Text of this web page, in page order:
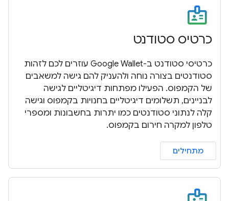
כרטיס סטודנט
כרטיסי סטודנט ב-Google Wallet עוזרים לכם לזהות
סטודנטים בצורה נוחה ולהעניק להם גישה למשאבים
של הקמפוס. הפעילו מפתחות דיגיטליים לגישה
לבניינים, תשלומים דיגיטליים בחנויות בקמפוס וגישה
קלה לנתוני סטודנטים כמו יתרות בחשבונות ומספרי
טלפון למקרה חירום בקמפוס.
מתחילים